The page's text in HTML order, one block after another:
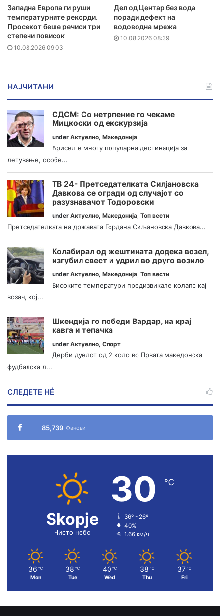
Западна Европа ги руши
температурните рекорди.
Просекот беше речиси три
степени повисок
10.08.2026 09:03
Дел од Центар без вода
поради дефект на
водоводна мрежа
10.08.2026 08:39
НАЈЧИТАНИ
СДСМ: Со нетрпение го чекаме
Мицкоски од екскурзија
under Актуелно, Македонија
Брисел е многу популарна дестинација за
летување, особе...
ТВ 24- Претседателката Силјановска
Давкова се огради од случајот со
разузнавачот Тодоровски
under Актуелно, Македонија, Топ вести
Претседателката на државата Гордана Сиљановска Давкова...
Колабирал од жештината додека возел,
изгубил свест и удрил во друго возило
under Актуелно, Македонија, Топ вести
Високите температури предизвикале колапс кај
возач, кој...
Шкендија го победи Вардар, на крај
кавга и тепачка
under Актуелно, Спорт
Дерби дуелот од 2 коло во Првата македонска
фудбалска л...
СЛЕДЕТЕ НÉ
85,739 Фанови
Skopje
Чисто небо
30 ℃
36º - 26º
40%
1.66 км/ч
36 ℃
Mon
38 ℃
Tue
40 ℃
Wed
38 ℃
Thu
37 ℃
Fri